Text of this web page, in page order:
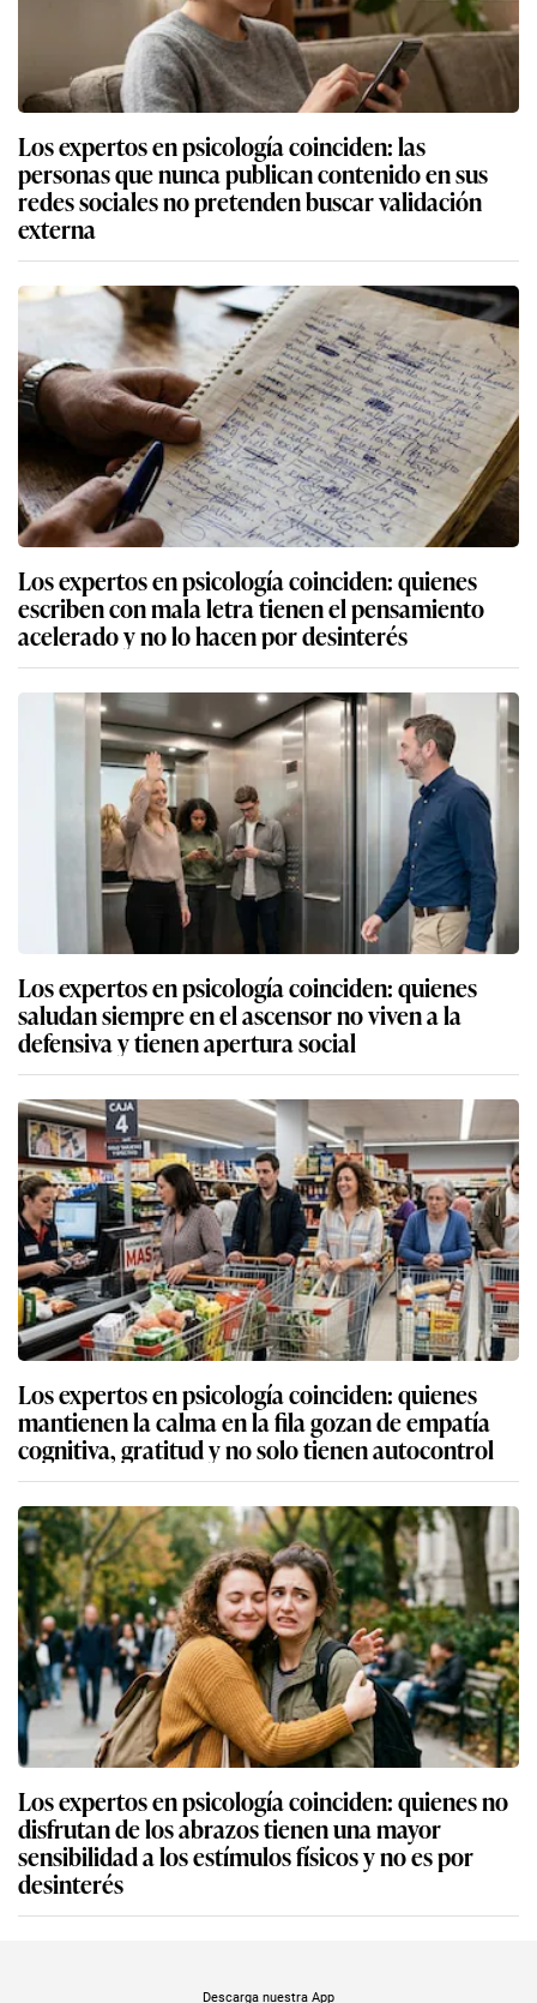
Los expertos en psicología coinciden: las
personas que nunca publican contenido en sus
redes sociales no pretenden buscar validación
externa
Los expertos en psicología coinciden: quienes
escriben con mala letra tienen el pensamiento
acelerado y no lo hacen por desinterés
Los expertos en psicología coinciden: quienes
saludan siempre en el ascensor no viven a la
defensiva y tienen apertura social
Los expertos en psicología coinciden: quienes
mantienen la calma en la fila gozan de empatía
cognitiva, gratitud y no solo tienen autocontrol
Los expertos en psicología coinciden: quienes no
disfrutan de los abrazos tienen una mayor
sensibilidad a los estímulos físicos y no es por
desinterés
Descarga nuestra App